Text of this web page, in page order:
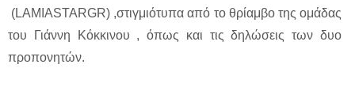
(LAMIASTARGR) ,στιγμιότυπα από το θρίαμβο της ομάδας
του Γιάννη Κόκκινου , όπως και τις δηλώσεις των δυο
προπονητών.